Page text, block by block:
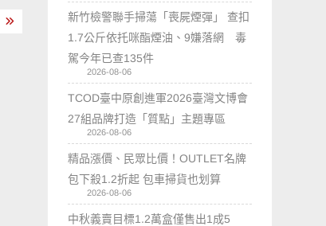
新竹檢警聯手掃蕩「喪屍煙彈」 查扣
1.7公斤依托咪酯煙油、9嫌落網 毒
駕今年已查135件
2026-08-06
TCOD臺中原創進軍2026臺灣文博會
27組品牌打造「質點」主題專區
2026-08-06
精品漲價、民眾比價！OUTLET名牌
包下殺1.2折起 包車掃貨也划算
2026-08-06
中秋義賣目標1.2萬盒僅售出1成5